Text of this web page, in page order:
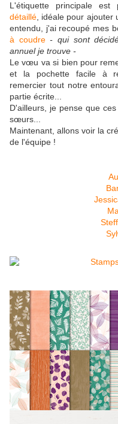
L'étiquette principale
détaillé , idéale pour
entendu, j'ai recoupé mes
à coudre - qui sont
annuel je trouve -
Le vœu va si bien pour
et la pochette facile à
remercier tout notre
partie écrite...
D'ailleurs, je pense que
sœurs...
Maintenant, allons voir la
de l'équipe !